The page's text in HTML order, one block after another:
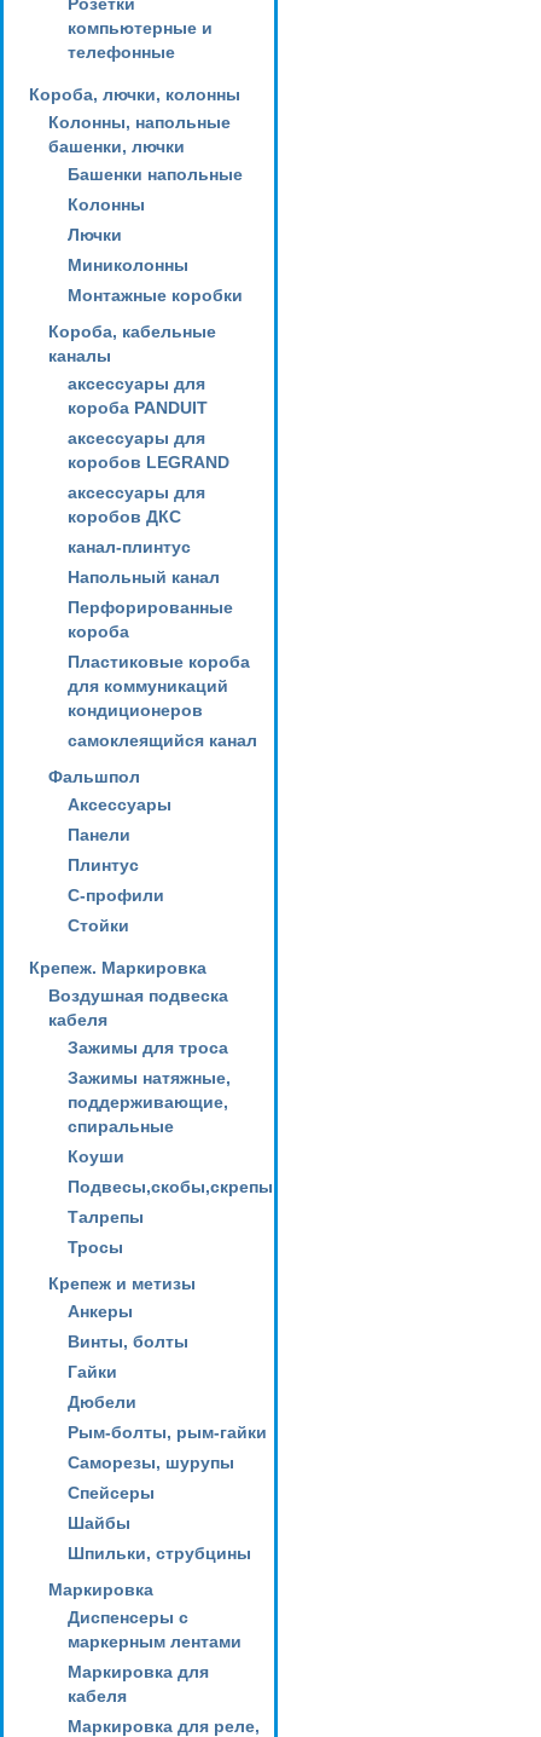
компьютерные и
телефонные
Короба, лючки, колонны
Колонны, напольные
башенки, лючки
Башенки напольные
Колонны
Лючки
Миниколонны
Монтажные коробки
Короба, кабельные
каналы
аксессуары для
короба PANDUIT
аксессуары для
коробов LEGRAND
аксессуары для
коробов ДКС
канал-плинтус
Напольный канал
Перфорированные
короба
Пластиковые короба
для коммуникаций
кондиционеров
самоклеящийся канал
Фальшпол
Аксессуары
Панели
Плинтус
С-профили
Стойки
Крепеж. Маркировка
Воздушная подвеска
кабеля
Зажимы для троса
Зажимы натяжные,
поддерживающие,
спиральные
Коуши
Подвесы,скобы,скрепы
Талрепы
Тросы
Крепеж и метизы
Анкеры
Винты, болты
Гайки
Дюбели
Рым-болты, рым-гайки
Саморезы, шурупы
Спейсеры
Шайбы
Шпильки, струбцины
Маркировка
Диспенсеры с
маркерным лентами
Маркировка для
кабеля
Маркировка для реле,